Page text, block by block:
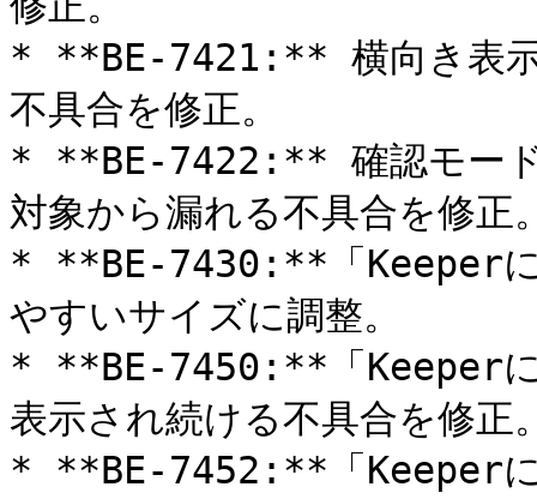
* **BE-7421:** 横向き表示
不具合を修正。
* **BE-7422:** 確認モード
対象から漏れる不具合を修正
* **BE-7430:**「Keeperに
やすいサイズに調整。
* **BE-7450:**「Keeperに
表示され続ける不具合を修正
* **BE-7452:**「Keeperに